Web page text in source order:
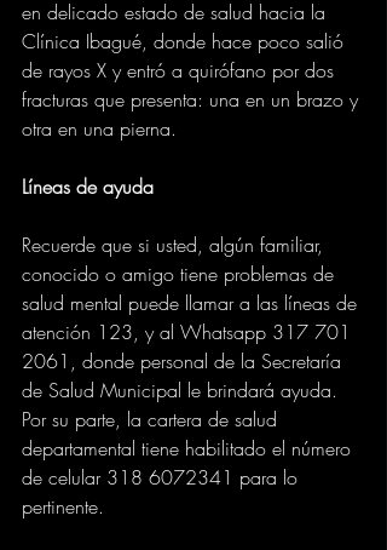
en delicado estado de salud hacia la
Clínica Ibagué, donde hace poco salió
de rayos X y entró a quirófano por dos
fracturas que presenta: una en un brazo y
otra en una pierna.
Líneas de ayuda
Recuerde que si usted, algún familiar,
conocido o amigo tiene problemas de
salud mental puede llamar a las líneas de
atención 123, y al Whatsapp 317 701
2061, donde personal de la Secretaría
de Salud Municipal le brindará ayuda.
Por su parte, la cartera de salud
departamental tiene habilitado el número
de celular 318 6072341 para lo
pertinente.